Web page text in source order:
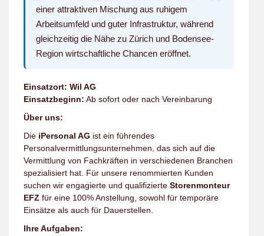
einer attraktiven Mischung aus ruhigem
Arbeitsumfeld und guter Infrastruktur, während
gleichzeitig die Nähe zu Zürich und Bodensee-
Region wirtschaftliche Chancen eröffnet.
Einsatzort: Wil AG
Einsatzbeginn: Ab sofort oder nach Vereinbarung
Über uns:
Die iPersonal AG ist ein führendes
Personalvermittlungsunternehmen, das sich auf die
Vermittlung von Fachkräften in verschiedenen Branchen
spezialisiert hat. Für unsere renommierten Kunden
suchen wir engagierte und qualifizierte Storenmonteur
EFZ für eine 100% Anstellung, sowohl für temporäre
Einsätze als auch für Dauerstellen.
Ihre Aufgaben: